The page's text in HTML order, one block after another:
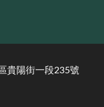
貴陽街一段235號